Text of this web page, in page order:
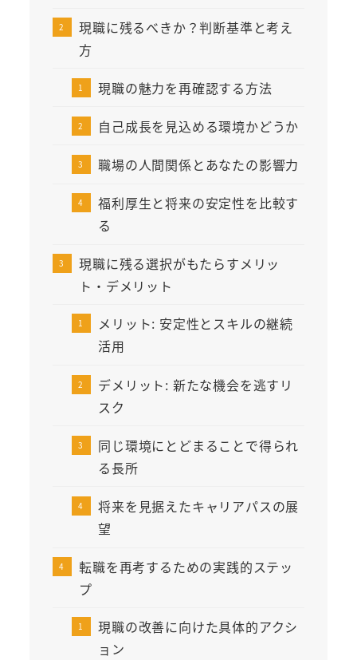
現職に残るべきか？判断基準と考え
方
現職の魅力を再確認する方法
自己成長を見込める環境かどうか
職場の人間関係とあなたの影響力
福利厚生と将来の安定性を比較す
る
現職に残る選択がもたらすメリッ
ト・デメリット
メリット: 安定性とスキルの継続
活用
デメリット: 新たな機会を逃すリ
スク
同じ環境にとどまることで得られ
る長所
将来を見据えたキャリアパスの展
望
転職を再考するための実践的ステッ
プ
現職の改善に向けた具体的アクシ
ョン